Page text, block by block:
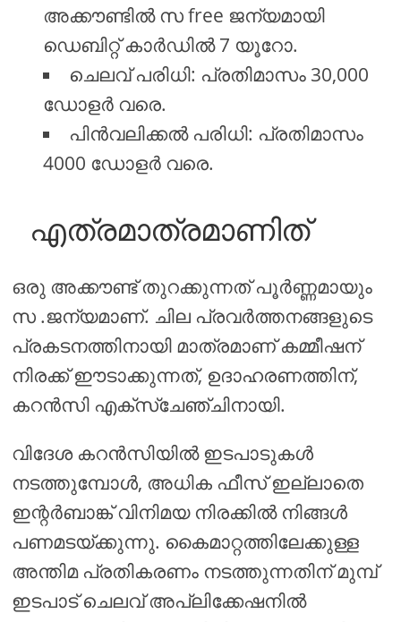
അക്കൗണ്ടിൽ സ free ജന്യമായി
ഡെബിറ്റ് കാർഡിൽ 7 യൂറോ.
ചെലവ് പരിധി: പ്രതിമാസം 30,000
ഡോളർ വരെ.
പിൻവലിക്കൽ പരിധി: പ്രതിമാസം
4000 ഡോളർ വരെ.
എത്രമാത്രമാണിത്
ഒരു അക്കൗണ്ട് തുറക്കുന്നത് പൂർണ്ണമായും
സ .ജന്യമാണ്. ചില പ്രവർത്തനങ്ങളുടെ
പ്രകടനത്തിനായി മാത്രമാണ് കമ്മീഷന്
നിരക്ക് ഈടാക്കുന്നത്, ഉദാഹരണത്തിന്,
കറൻസി എക്സ്ചേഞ്ചിനായി.
വിദേശ കറൻസിയിൽ ഇടപാടുകൾ
നടത്തുമ്പോൾ, അധിക ഫീസ് ഇല്ലാതെ
ഇന്റർബാങ്ക് വിനിമയ നിരക്കിൽ നിങ്ങൾ
പണമടയ്ക്കുന്നു. കൈമാറ്റത്തിലേക്കുള്ള
അന്തിമ പ്രതികരണം നടത്തുന്നതിന് മുമ്പ്
ഇടപാട് ചെലവ് അപ്ലിക്കേഷനിൽ